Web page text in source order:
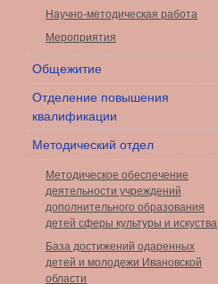
Научно-методическая работа
Мероприятия
Общежитие
Отделение повышения
квалификации
Методический отдел
Методическое обеспечение
деятельности учреждений
дополнительного образования
детей сферы культуры и искуства
База достижений одаренных
детей и молодежи Ивановской
области